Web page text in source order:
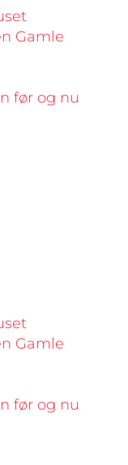
Gamle
før og nu
Gamle
før og nu